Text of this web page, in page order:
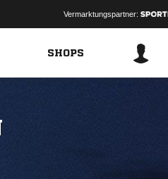
Vermarktungspartner:
SHOPS